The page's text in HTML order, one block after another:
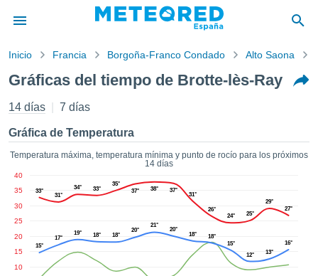
de
por
para
que la
que se
a este
las
y
forma
Inicio Francia Borgoña-Franco Condado Alto Saona
Gráficas del tiempo de Brotte-lès-Ray
14 días 7 días
Gráfica de Temperatura
Temperatura máxima, temperatura mínima y punto de rocío para los próximos
14 días
10
15
20
25
30
35
40
33°
31°
34° 33°
35°
37°
38° 37°
31°
26°
24°
25°
29°
27°
15°
17°
19° 18° 18°
20°
21°
20°
18°
18°
15°
12°
13°
16°